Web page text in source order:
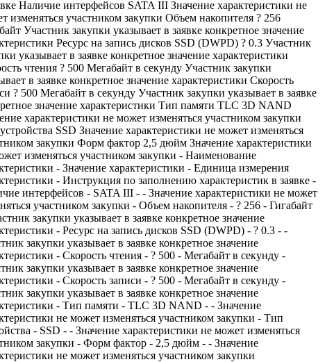
Наличие интерфейсов SATA III Значение характеристики не
изменяться участником закупки Объем накопителя ? 256
Участник закупки указывает в заявке конкретное значение
Ресурс на запись дисков SSD (DWPD) ? 0.3 Участник
указывает в заявке конкретное значение характеристики
чтения ? 500 Мегабайт в секунду Участник закупки
в заявке конкретное значение характеристики Скорость
? 500 Мегабайт в секунду Участник закупки указывает в заявке
значение характеристики Тип памяти TLC 3D NAND
характеристики не может изменяться участником закупки
SSD Значение характеристики не может изменяться
закупки Форм фактор 2,5 дюйм Значение характеристики
изменяться участником закупки - Наименование
- Значение характеристики - Единица измерения
- Инструкция по заполнению характеристик в заявке -
интерфейсов - SATA III - - Значение характеристики не может
участником закупки - Объем накопителя - ? 256 - Гигабайт
закупки указывает в заявке конкретное значение
- Ресурс на запись дисков SSD (DWPD) - ? 0.3 - -
закупки указывает в заявке конкретное значение
- Скорость чтения - ? 500 - Мегабайт в секунду -
закупки указывает в заявке конкретное значение
- Скорость записи - ? 500 - Мегабайт в секунду -
закупки указывает в заявке конкретное значение
- Тип памяти - TLC 3D NAND - - Значение
не может изменяться участником закупки - Тип
- SSD - - Значение характеристики не может изменяться
закупки - Форм фактор - 2,5 дюйм - - Значение
не может изменяться участником закупки